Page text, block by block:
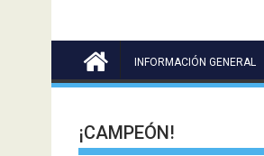
INFORMACIÓN GENERAL
¡CAMPEÓN!